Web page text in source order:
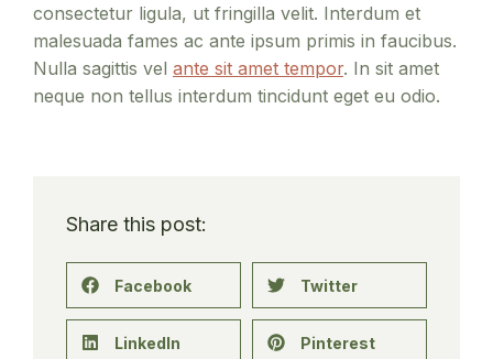
consectetur ligula, ut fringilla velit. Interdum et
malesuada fames ac ante ipsum primis in faucibus.
Nulla sagittis vel ante sit amet tempor. In sit amet
neque non tellus interdum tincidunt eget eu odio.
Share this post:
Facebook Twitter
LinkedIn Pinterest